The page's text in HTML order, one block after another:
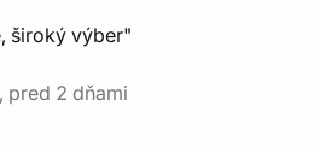
široký výber"
pred 2 dňami